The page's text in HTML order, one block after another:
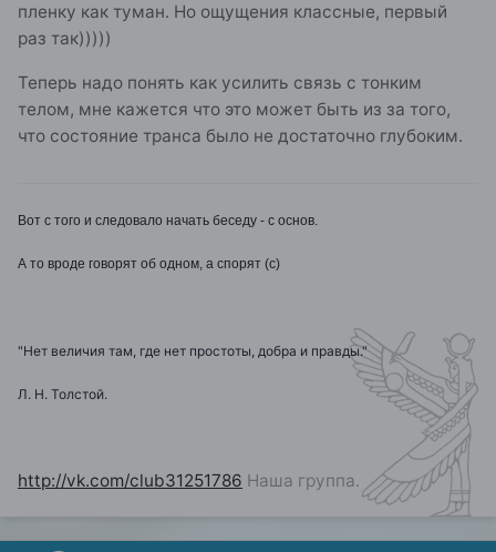
пленку как туман. Но ощущения классные, первый
раз так)))))
Теперь надо понять как усилить связь с тонким
телом, мне кажется что это может быть из за того,
что состояние транса было не достаточно глубоким.
Вот с того и следовало начать беседу - с основ.
А то вроде говорят об одном, а спорят (с)
"Нет величия там, где нет простоты, добра и правды."
Л. Н. Толстой.
http://vk.com/club31251786 Наша группа.